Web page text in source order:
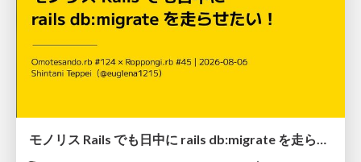
モノリス Rails でも日中に rails db:migrate を走らせたい！ / Daytime rails db:migrate on Monolithic Rails!